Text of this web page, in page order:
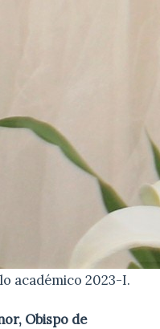
académico 2023-I.
Obispo de